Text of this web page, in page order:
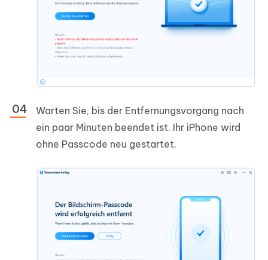
Warten Sie, bis der Entfernungsvorgang nach
ein paar Minuten beendet ist. Ihr iPhone wird
ohne Passcode neu gestartet.